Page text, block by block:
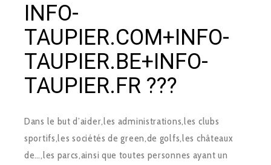
INFO-
TAUPIER.COM+INFO-
TAUPIER.BE+INFO-
TAUPIER.FR ???
Dans le but d’aider,les administrations,les clubs
sportifs,les sociétés de green,de golfs,les châteaux
de…,les parcs,ainsi que toutes personnes ayant un